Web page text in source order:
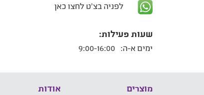
לפניה בצ'ט לחצו כאן
שעות פעילות:
ימים א-ה:
מוצרים אודות